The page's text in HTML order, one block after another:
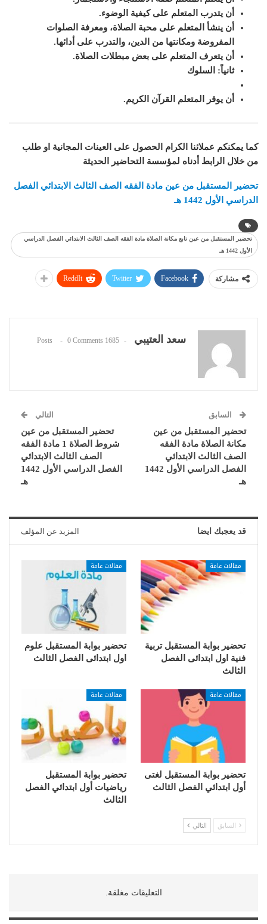
أن يتدرب المتعلم على كيفية الوضوء.
أن ينشأ المتعلم على محبة الصلاة، ومعرفة الصلوات
المفروضة ومكانتها من الدين، والتدرب على أدائها.
أن يتعرف المتعلم على بعض مبطلات الصلاة.
ثانياً: السلوك
أن يوقر المتعلم القرآن الكريم.
كما يمكنكم عملائنا الكرام الحصول على العينات المجانية او طلب
من خلال الرابط أدناه لمؤسسة التحاضير الحديثة
تحضير المستقبل من عين مادة الفقه الصف الثالث الابتدائي الفصل
الدراسي الأول 1442 هـ
تحضير المستقبل من عين تابع مكانة الصلاة مادة الفقه الصف الثالث الابتدائي الفصل الدراسي
الأول 1442 هـ
مشاركة Facebook
Twitter
ReddIt
سعد العتيبي 1685 Posts
0 Comments
السابق
تحضير المستقبل من عين
مكانة الصلاة مادة الفقه
الصف الثالث الابتدائي
الفصل الدراسي الأول 1442
هـ
التالي
تحضير المستقبل من عين
شروط الصلاة 1 مادة الفقه
الصف الثالث الابتدائي
الفصل الدراسي الأول 1442
هـ
قد يعجبك ايضا المزيد عن المؤلف
مقالات عامة
تحضير بوابة المستقبل تربية
فنية اول ابتدائى الفصل
الثالث
مقالات عامة
تحضير بوابة المستقبل علوم
اول ابتدائى الفصل الثالث
مقالات عامة
تحضير بوابة المستقبل لغتى
أول ابتدائي الفصل الثالث
مقالات عامة
تحضير بوابة المستقبل
رياضيات أول ابتدائي الفصل
الثالث
السابق التالي
التعليقات مغلقة.